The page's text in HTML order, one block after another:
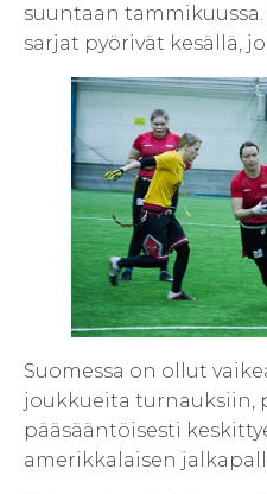
suuntaan tammikuussa.
sarjat pyörivät kesällä,
Suomessa on ollut
joukkueita turnauksiin,
pääsääntöisesti
amerikkalaisen